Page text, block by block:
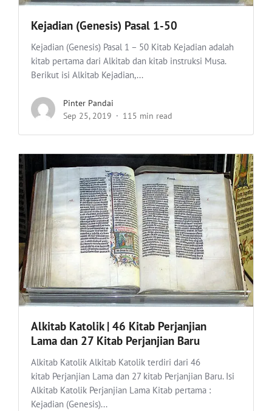
Kejadian (Genesis) Pasal 1-50
Kejadian (Genesis) Pasal 1 – 50 Kitab Kejadian adalah
kitab pertama dari Alkitab dan kitab instruksi Musa.
Berikut isi Alkitab Kejadian,...
Pinter Pandai
Sep 25, 2019
115 min read
Alkitab Katolik | 46 Kitab Perjanjian
Lama dan 27 Kitab Perjanjian Baru
Alkitab Katolik Alkitab Katolik terdiri dari 46
kitab Perjanjian Lama dan 27 kitab Perjanjian Baru. Isi
Alkitab Katolik Perjanjian Lama Kitab pertama :
Kejadian (Genesis)...